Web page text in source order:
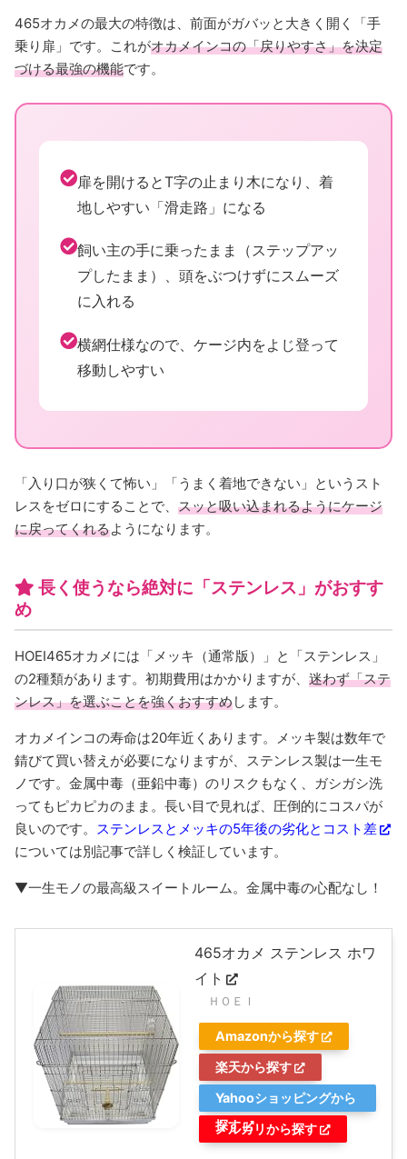
465オカメの最大の特徴は、前面がガバッと大きく開く「手
乗り扉」です。これがオカメインコの「戻りやすさ」を決定
づける最強の機能です。
扉を開けるとT字の止まり木になり、着
地しやすい「滑走路」になる
飼い主の手に乗ったまま（ステップアッ
プしたまま）、頭をぶつけずにスムーズ
に入れる
横網仕様なので、ケージ内をよじ登って
移動しやすい
「入り口が狭くて怖い」「うまく着地できない」というスト
レスをゼロにすることで、 スッと吸い込まれるようにケージ
に戻ってくれるようになります。
長く使うなら絶対に「ステンレス」がおすす
め
HOEI465オカメには「メッキ（通常版）」と「ステンレス」
の2種類があります。初期費用はかかりますが、 迷わず「ステ
ンレス」を選ぶことを強くおすすめします。
オカメインコの寿命は20年近くあります。メッキ製は数年で
錆びて買い替えが必要になりますが、ステンレス製は一生モ
ノです。金属中毒（亜鉛中毒）のリスクもなく、ガシガシ洗
ってもピカピカのまま。長い目で見れば、圧倒的にコスパが
良いのです。
ステンレスとメッキの5年後の劣化とコスト差
については別記事で詳しく検証しています。
▼一生モノの最高級スイートルーム。金属中毒の心配なし！
465オカメ ステンレス ホワ
イト
ＨＯＥＩ
Amazonから探す
楽天から探す
Yahooショッピングから
探す
メルカリから探す